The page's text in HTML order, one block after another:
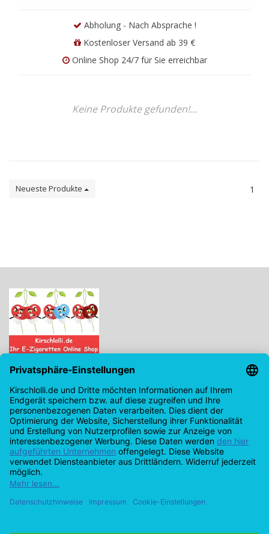
Abholung - Nach Absprache !
Kostenloser Versand ab 39 €
Online Shop 24/7 für Sie erreichbar
Keine Produkte gefunden!...
Neueste Produkte 1
Kirschlolli.de - Ihr E-Zigaretten Online Shop
Kirchplatz 7, 96114 Hirschaid
0171 - 6124207
info@kirschlolli.de
USt-IdNr.: DE321609131
Kundendienst